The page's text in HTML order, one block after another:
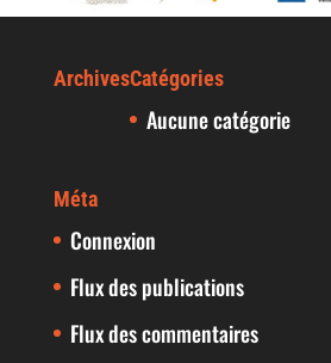
ArchivesCatégories
Aucune catégorie
Méta
Connexion
Flux des publications
Flux des commentaires